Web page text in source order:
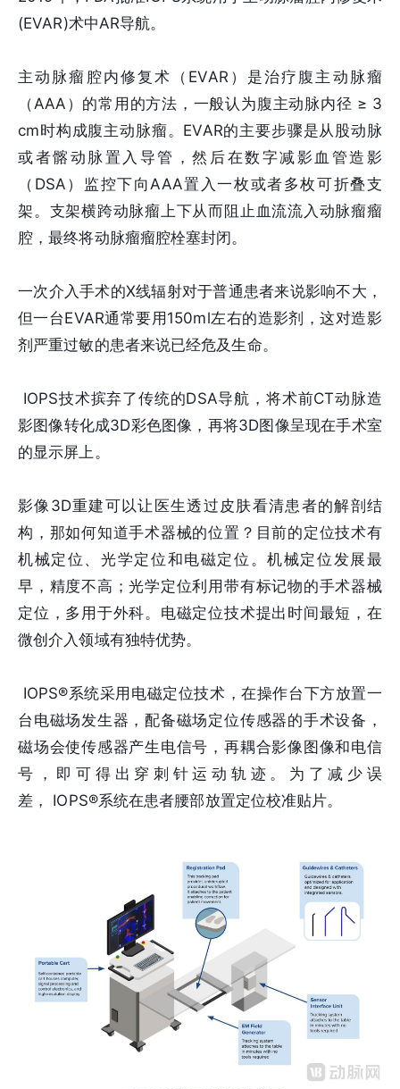
(EVAR)术中AR导航。
主动脉瘤腔内修复术（EVAR）是治疗腹主动脉瘤
（AAA）的常用的方法，一般认为腹主动脉内径 ≥ 3
cm时构成腹主动脉瘤。EVAR的主要步骤是从股动脉
或者髂动脉置入导管，然后在数字减影血管造影
（DSA）监控下向AAA置入一枚或者多枚可折叠支
架。支架横跨动脉瘤上下从而阻止血流流入动脉瘤瘤
腔，最终将动脉瘤瘤腔栓塞封闭。
一次介入手术的X线辐射对于普通患者来说影响不大，
但一台EVAR通常要用150ml左右的造影剂，这对造影
剂严重过敏的患者来说已经危及生命。
IOPS技术摈弃了传统的DSA导航，将术前CT动脉造
影图像转化成3D彩色图像，再将3D图像呈现在手术室
的显示屏上。
影像3D重建可以让医生透过皮肤看清患者的解剖结
构，那如何知道手术器械的位置？目前的定位技术有
机械定位、光学定位和电磁定位。机械定位发展最
早，精度不高；光学定位利用带有标记物的手术器械
定位，多用于外科。电磁定位技术提出时间最短，在
微创介入领域有独特优势。
IOPS®系统采用电磁定位技术，在操作台下方放置一
台电磁场发生器，配备磁场定位传感器的手术设备，
磁场会使传感器产生电信号，再耦合影像图像和电信
号，即可得出穿刺针运动轨迹。为了减少误
差， IOPS®系统在患者腰部放置定位校准贴片。